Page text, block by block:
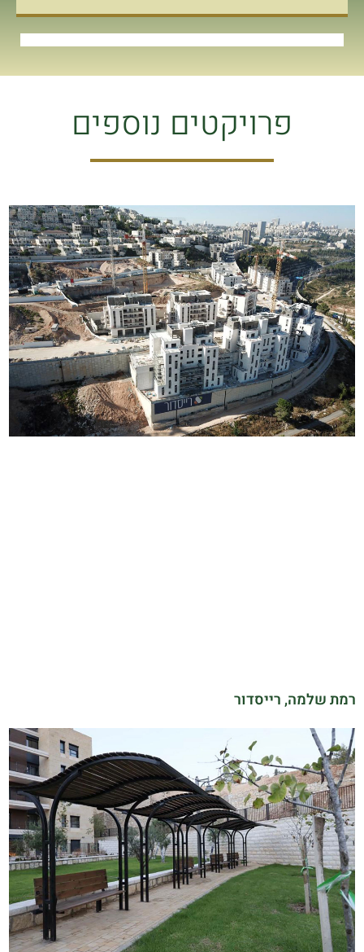
פרויקטים נוספים
רמת שלמה, רייסדור